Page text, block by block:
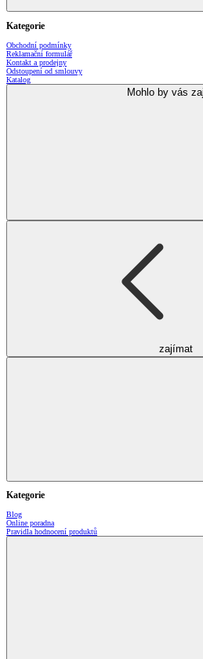
Kategorie
Obchodní podmínky
Reklamační formulář
Kontakt a prodejny
Odstoupení od smlouvy
Katalog
Mohlo by vás
zajímat
Kategorie
Blog
Online poradna
Pravidla hodnocení produktů